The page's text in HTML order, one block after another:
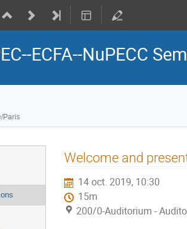
­‐ECFA-­‐NuPECC
Paris
Welcome and
14 oct. 2019, 10:30
15m
200/0-Auditorium -